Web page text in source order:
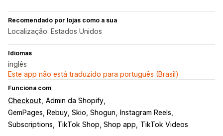
Recomendado por lojas como a sua
Localização: Estados Unidos
Idiomas
inglês
Este app não está traduzido para português (Brasil)
Funciona com
Checkout Admin da Shopify
GemPages, Rebuy, Skio, Shogun
Instagram Reels
Subscriptions
TikTok Shop, Shop app TikTok Videos